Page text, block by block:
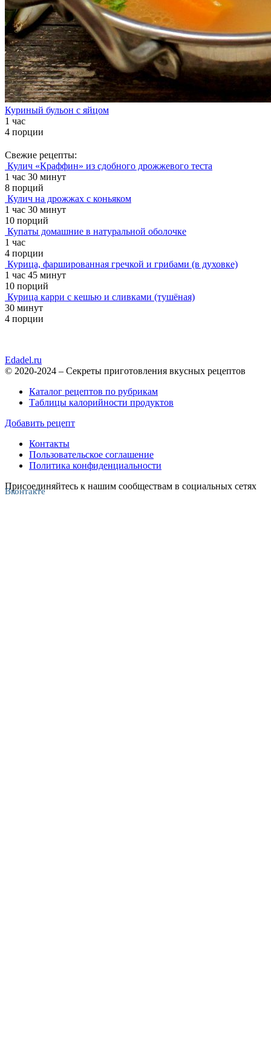
Куриный бульон с яйцом
1 час
4 порции
Свежие рецепты:
Кулич «Краффин» из сдобного дрожжевого теста
1 час 30 минут
8 порций
Кулич на дрожжах с коньяком
1 час 30 минут
10 порций
Купаты домашние в натуральной оболочке
1 час
4 порции
Курица, фаршированная гречкой и грибами (в духовке)
1 час 45 минут
10 порций
Курица карри с кешью и сливками (тушёная)
30 минут
4 порции
Edadel.ru
© 2020-2024 – Секреты приготовления вкусных рецептов
Каталог рецептов по рубрикам
Таблицы калорийности продуктов
Добавить рецепт
Контакты
Пользовательское соглашение
Политика конфиденциальности
Присоединяйтесь к нашим сообществам в социальных сетях
Вконтакте